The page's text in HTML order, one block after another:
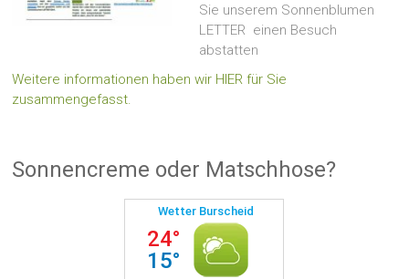
Sie unserem Sonnenblumen
LETTER einen Besuch
abstatten
Weitere informationen haben wir HIER für Sie
zusammengefasst.
Sonnencreme oder Matschhose?